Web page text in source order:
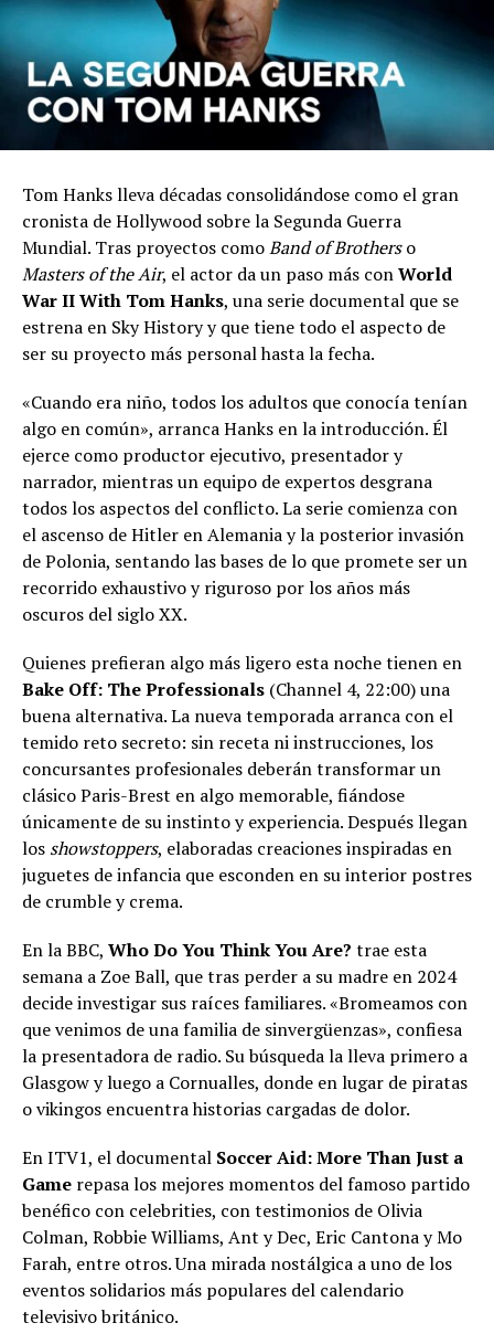
Tom Hanks lleva décadas consolidándose como el gran
cronista de Hollywood sobre la Segunda Guerra
Mundial. Tras proyectos comoBand of Brotherso
Masters of the Air, el actor da un paso más conWorld
War II With Tom Hanks, una serie documental que se
estrena en Sky History y que tiene todo el aspecto de
ser su proyecto más personal hasta la fecha.
«Cuando era niño, todos los adultos que conocía tenían
algo en común», arranca Hanks en la introducción. Él
ejerce como productor ejecutivo, presentador y
narrador, mientras un equipo de expertos desgrana
todos los aspectos del conflicto. La serie comienza con
el ascenso de Hitler en Alemania y la posterior invasión
de Polonia, sentando las bases de lo que promete ser un
recorrido exhaustivo y riguroso por los años más
oscuros del siglo XX.
Quienes prefieran algo más ligero esta noche tienen en
Bake Off: The Professionals (Channel 4, 22:00) una
buena alternativa. La nueva temporada arranca con el
temido reto secreto: sin receta ni instrucciones, los
concursantes profesionales deberán transformar un
clásico Paris-Brest en algo memorable, fiándose
únicamente de su instinto y experiencia. Después llegan
los showstoppers, elaboradas creaciones inspiradas en
juguetes de infancia que esconden en su interior postres
de crumble y crema.
En la BBC, Who Do You Think You Are? trae esta
semana a Zoe Ball, que tras perder a su madre en 2024
decide investigar sus raíces familiares. «Bromeamos con
que venimos de una familia de sinvergüenzas», confiesa
la presentadora de radio. Su búsqueda la lleva primero a
Glasgow y luego a Cornualles, donde en lugar de piratas
o vikingos encuentra historias cargadas de dolor.
En ITV1, el documental Soccer Aid: More Than Just a
Game repasa los mejores momentos del famoso partido
benéfico con celebrities, con testimonios de Olivia
Colman, Robbie Williams, Ant y Dec, Eric Cantona y Mo
Farah, entre otros. Una mirada nostálgica a uno de los
eventos solidarios más populares del calendario
televisivo británico.